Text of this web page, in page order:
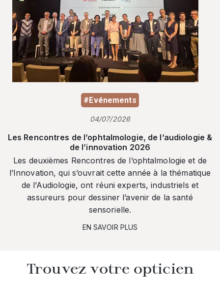
#Evénements
04/07/2026
Les Rencontres de l’ophtalmologie, de l’audiologie &
de l’innovation 2026
Les deuxièmes Rencontres de l’ophtalmologie et de
l’Innovation, qui s’ouvrait cette année à la thématique
de l’Audiologie, ont réuni experts, industriels et
assureurs pour dessiner l’avenir de la santé
sensorielle.
EN SAVOIR PLUS
Trouvez votre opticien